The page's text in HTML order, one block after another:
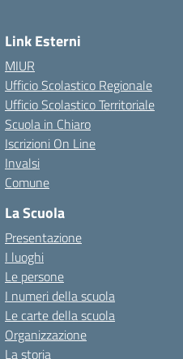
Link Esterni
MIUR
Ufficio Scolastico Regionale
Ufficio Scolastico Territoriale
Scuola in Chiaro
Iscrizioni On Line
Invalsi
Comune
La Scuola
Presentazione
I luoghi
Le persone
I numeri della scuola
Le carte della scuola
Organizzazione
La storia